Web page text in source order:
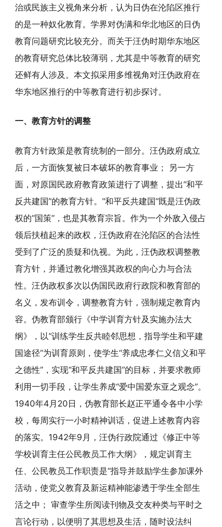
治或民族主义视角来分析，认为日伪在沦陷区推行
的是一种奴化教育。学界对伪满和华北地区的日伪
教育问题研究比较充分。而关于汪伪时期华东地区
的教育研究总体比较薄弱，尤其是中等教育的研究
还鲜有人涉及。本文拟采用多维视角对汪伪政府在
华东地区推行的中等教育进行初步探讨。
一、教育方针的调整
教育方针政策是教育统制的一部分。汪伪政府成立
后，一方面恢复被日本破坏的教育事业； 另一方
面，对原国民政府教育政策进行了调整，提出“和平
反共建国”的教育方针。“和平反共建国”既是汪伪政
权的“国策”，也是其教育宗旨。作为一个外敌入侵占
领后扶植起来的政权，汪伪政府在沦陷区的合法性
受到了广泛的质疑和仇视。为此，汪伪政权调整教
育方针，并通过教化增强其政权的向心力与合法
性。汪伪政权多次以伪国民政府行政院和教育部的
名义，发布训令，调整教育方针，强制规定教育内
容。伪教育部颁行《中学训育方针及实施办法大
纲》，以“训练学生反共睦邻思想，指导学生和平建
国途径”为训育原则，使学生“养成忠孝仁义信义和平
之德性”，实现“和平反共建国”的目标，并要求教师
利用一切手段，让学生养成“爱中国爱东亚之观念”。
1940年4月20日，伪教育部长赵正平通令各中小学
校，每周实行一小时精神训话，促进上述教育内容
的落实。1942年9月，汪伪行政院通过《修正中等
学校训育主任公民教员工作大纲》，规定训育主
任、公民教员工作职责是“指导并鼓励学生参加课外
活动，使党义教育及新运精神能渗透于学生全部生
活之中； 审查学生所阅读刊物及交友种类与平时之
言论行动，以便明了其思想及生活，随时设法纠